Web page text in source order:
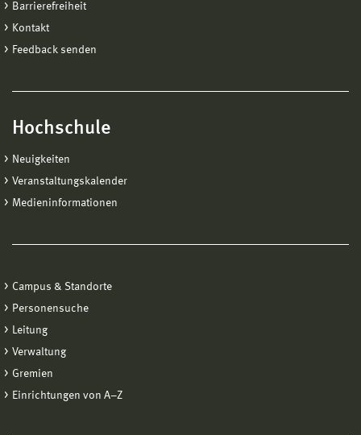
Barrierefreiheit
Kontakt
Feedback senden
Hochschule
Neuigkeiten
Veranstaltungskalender
Medieninformationen
Campus & Standorte
Personensuche
Leitung
Verwaltung
Gremien
Einrichtungen von A−Z